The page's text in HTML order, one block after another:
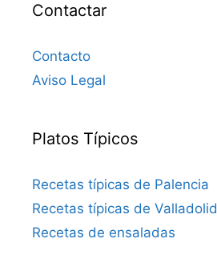
Contactar
Contacto
Aviso Legal
Platos Típicos
Recetas típicas de Palencia
Recetas típicas de Valladolid
Recetas de ensaladas